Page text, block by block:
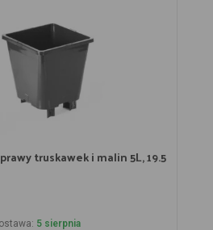
truskawek i malin 5L, 19.5
5 sierpnia